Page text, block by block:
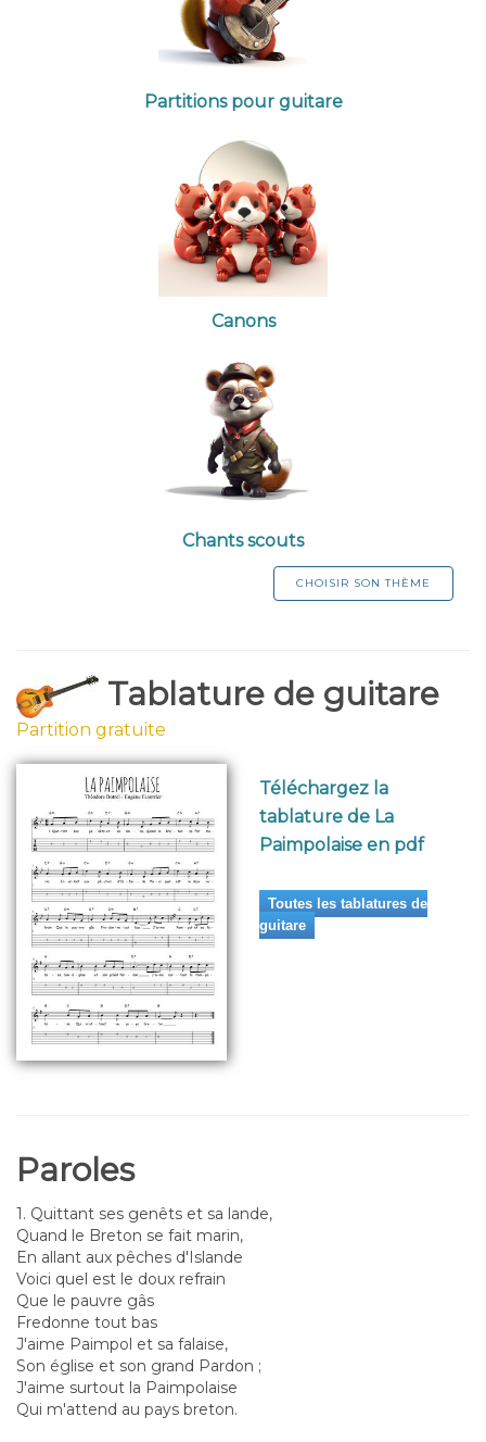
Partitions pour guitare
Canons
Chants scouts
CHOISIR SON THÈME
Tablature de guitare
Partition gratuite
Téléchargez la
tablature de La
Paimpolaise en pdf
Toutes les tablatures de
guitare
Paroles
1. Quittant ses genêts et sa lande,
Quand le Breton se fait marin,
En allant aux pêches d'Islande
Voici quel est le doux refrain
Que le pauvre gâs
Fredonne tout bas
J'aime Paimpol et sa falaise,
Son église et son grand Pardon ;
J'aime surtout la Paimpolaise
Qui m'attend au pays breton.